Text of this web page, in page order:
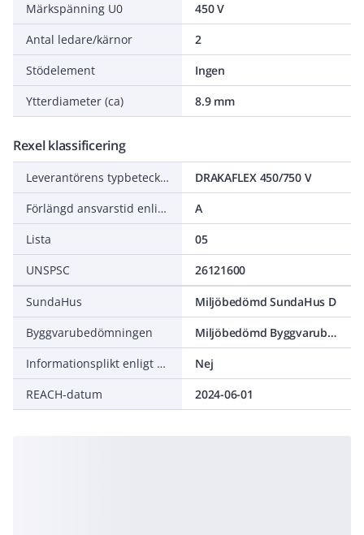
Märkspänning U0
450 V
Antal ledare/kärnor
2
Stödelement
Ingen
Ytterdiameter (ca)
8.9 mm
Rexel klassificering
Leverantörens typbeteckning
DRAKAFLEX 450/750 V
Förlängd ansvarstid enligt ALEM-09
A
Lista
05
UNSPSC
26121600
SundaHus
Miljöbedömd SundaHus D
Byggvarubedömningen
Miljöbedömd Byggvarubedömning Undviks
Informationsplikt enligt REACH
Nej
REACH-datum
2024-06-01